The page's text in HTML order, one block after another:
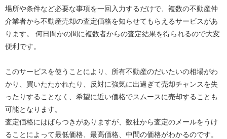
場所や条件など必要な事項を一回入力するだけで、複数の不動産仲
介業者から不動産売却の査定価格を知らせてもらえるサービスがあ
ります。 何日間かの間に複数者からの査定結果を得られるので大変
便利です。
このサービスを使うことにより、所有不動産のだいたいの相場がわ
かり、買いたたかれたり、反対に強気に出過ぎて売却チャンスを失
ったりすることなく、希望に近い価格でスムースに売却することも
可能となります。
査定価格にはばらつきがありますが、数社から査定のメールをうけ
ることによって最低価格、最高価格、中間の価格がわかるのです。